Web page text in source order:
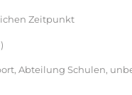
Zeitpunkt
Abteilung Schulen,